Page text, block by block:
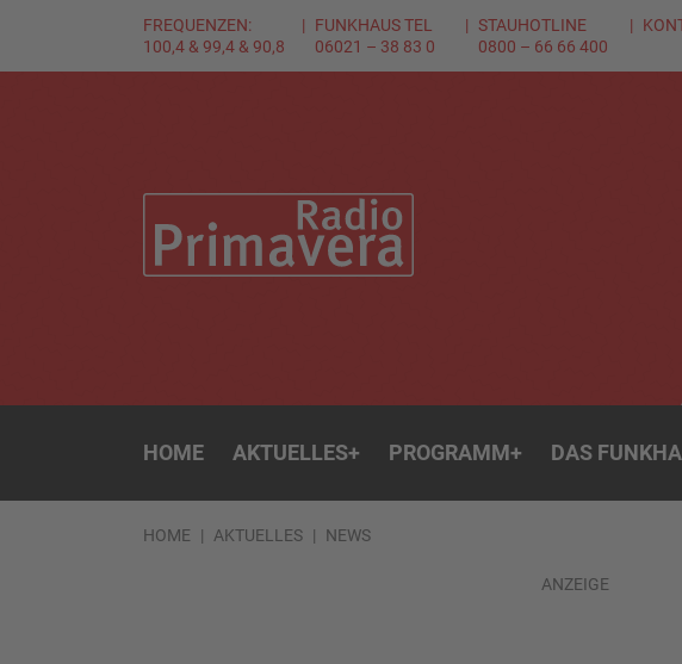
FREQUENZEN:
100,4 & 99,4 & 90,8
FUNKHAUS TEL
06021 – 38 83 0
STAUHOTLINE
0800 – 66 66 400
HOME AKTUELLES+ PROGRAMM+ DAS
HOME AKTUELLES NEWS
ANZEIGE